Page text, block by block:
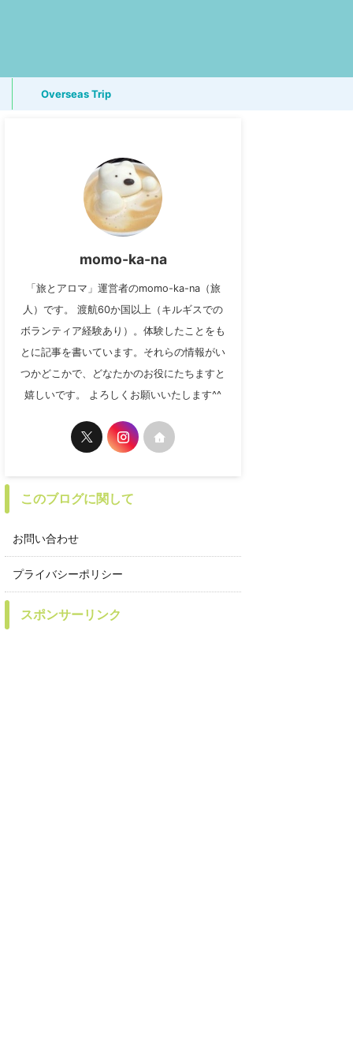
Overseas Trip
momo-ka-na
「旅とアロマ」運営者のmomo-ka-na（旅
人）です。 渡航60か国以上（キルギスでの
ボランティア経験あり）。体験したことをも
とに記事を書いています。それらの情報がい
つかどこかで、どなたかのお役にたちますと
嬉しいです。 よろしくお願いいたします^^
このブログに関して
お問い合わせ
プライバシーポリシー
スポンサーリンク